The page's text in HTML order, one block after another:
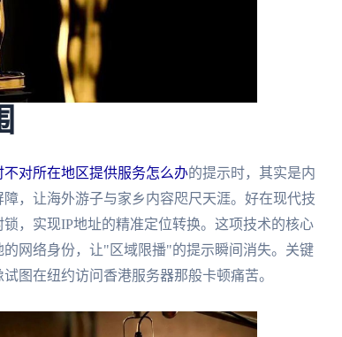
不对所在地区提供服务怎么办的提示时，其实是内
，让海外游子与家乡内容咫尺天涯。好在现代技
，实现IP地址的精准定位转换。这项技术的核心
网络身份，让"区域限播"的提示瞬间消失。关键
图在纽约访问香港服务器那般卡顿痛苦。